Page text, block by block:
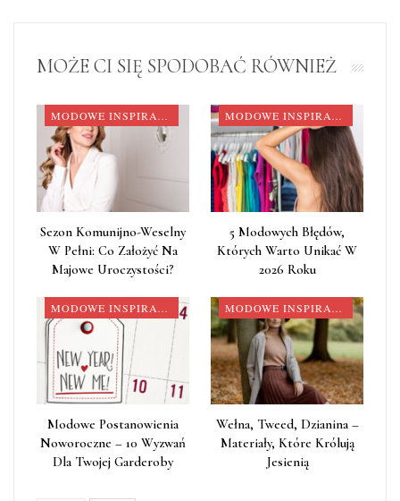
MOŻE CI SIĘ SPODOBAĆ RÓWNIEŻ
Sezon Komunijno-Weselny
W Pełni: Co Założyć Na
Majowe Uroczystości?
5 Modowych Błędów,
Których Warto Unikać W
2026 Roku
Modowe Postanowienia
Noworoczne – 10 Wyzwań
Dla Twojej Garderoby
Wełna, Tweed, Dzianina –
Materiały, Które Królują
Jesienią